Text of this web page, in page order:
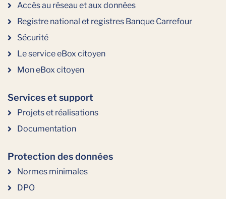
Accès au réseau et aux données
Registre national et registres Banque Carrefour
Sécurité
Le service eBox citoyen
Mon eBox citoyen
Services et support
Projets et réalisations
Documentation
Protection des données
Normes minimales
DPO